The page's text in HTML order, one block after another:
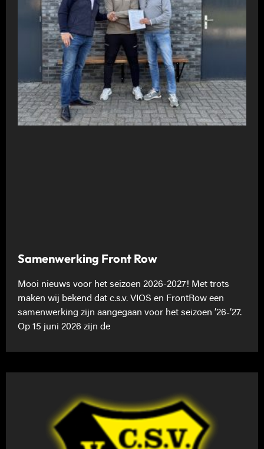
Samenwerking Front Row
Mooi nieuws voor het seizoen 2026-2027! Met trots
maken wij bekend dat c.s.v. VIOS en FrontRow een
samenwerking zijn aangegaan voor het seizoen ’26-’27.
Op 15 juni 2026 zijn de